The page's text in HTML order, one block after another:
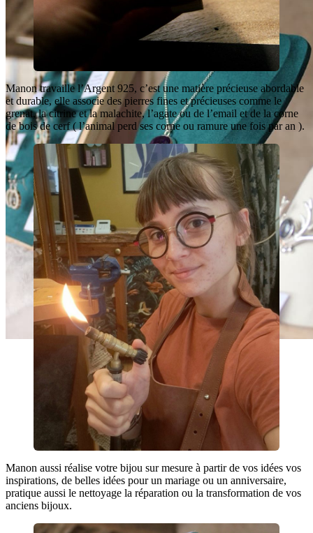
Manon travaille l’Argent 925, c’est une matière précieuse abordable
et durable, elle associe des pierres fines et précieuses comme le
grenat, la citrine et la malachite, l’agate ou de l’email et de la corne
de bois de cerf ( l’animal perd ses corne ou ramure une fois par an ).
Manon aussi réalise votre bijou sur mesure à partir de vos idées vos
inspirations, de belles idées pour un mariage ou un anniversaire,
pratique aussi le nettoyage la réparation ou la transformation de vos
anciens bijoux.